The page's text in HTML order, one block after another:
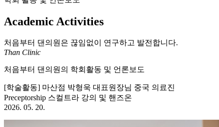
Academic Activities
처음부터 댄의원은 끊임없이 연구하고 발전합니다.
Than Clinic
처음부터 댄의원의 학회활동 및 언론보도
[학술활동] 마산점 박형욱 대표원장님 중국 의료진
Preceptorship 스컬트라 강의 및 핸즈온
2026. 05. 20.